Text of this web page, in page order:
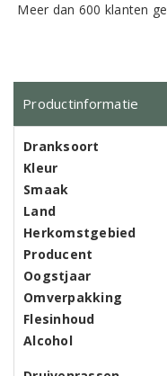
Meer dan 600 klanten
Productinformatie
Dranksoort
Kleur
Smaak
Land
Herkomstgebied
Producent
Oogstjaar
Omverpakking
Flesinhoud
Alcohol